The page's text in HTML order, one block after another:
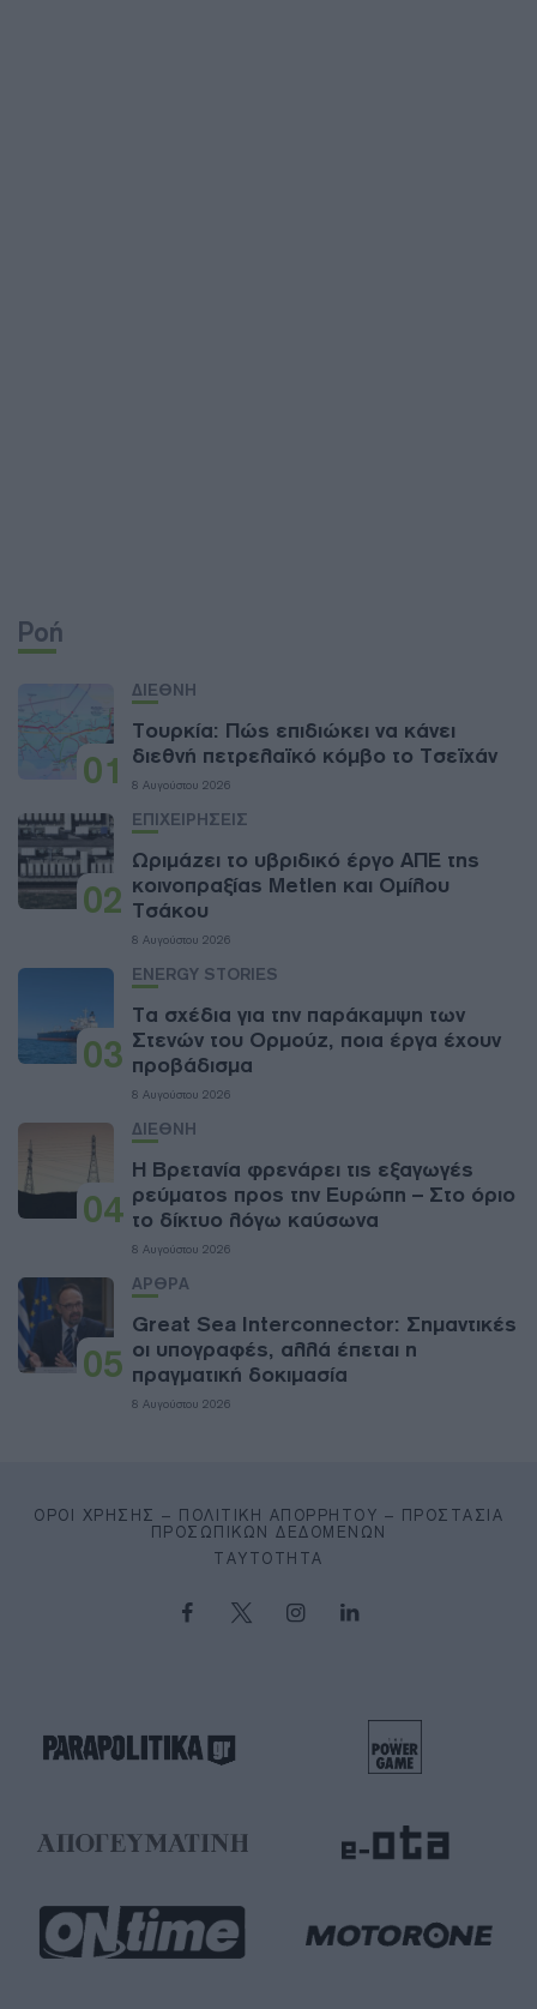
Ροή
01
ΔΙΕΘΝΗ
Τουρκία: Πώς επιδιώκει να κάνει
διεθνή πετρελαϊκό κόμβο το Τσεϊχάν
8 Αυγούστου 2026
02
ΕΠΙΧΕΙΡΗΣΕΙΣ
Ωριμάζει το υβριδικό έργο ΑΠΕ της
κοινοπραξίας Metlen και Ομίλου
Τσάκου
8 Αυγούστου 2026
03
ENERGY STORIES
Τα σχέδια για την παράκαμψη των
Στενών του Ορμούζ, ποια έργα έχουν
προβάδισμα
8 Αυγούστου 2026
04
ΔΙΕΘΝΗ
Η Βρετανία φρενάρει τις εξαγωγές
ρεύματος προς την Ευρώπη – Στο όριο
το δίκτυο λόγω καύσωνα
8 Αυγούστου 2026
05
ΑΡΘΡΑ
Great Sea Interconnector: Σημαντικές
οι υπογραφές, αλλά έπεται η
πραγματική δοκιμασία
8 Αυγούστου 2026
ΌΡΟΙ ΧΡΉΣΗΣ – ΠΟΛΙΤΙΚΉ ΑΠΟΡΡΉΤΟΥ – ΠΡΟΣΤΑΣΊΑ
ΠΡΟΣΩΠΙΚΏΝ ΔΕΔΟΜΈΝΩΝ
ΤΑΥΤΌΤΗΤΑ